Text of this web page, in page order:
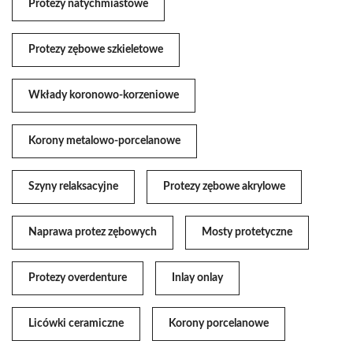
Protezy natychmiastowe
Protezy zębowe szkieletowe
Wkłady koronowo-korzeniowe
Korony metalowo-porcelanowe
Szyny relaksacyjne Protezy zębowe akrylowe
Naprawa protez zębowych Mosty protetyczne
Protezy overdenture Inlay onlay
Licówki ceramiczne Korony porcelanowe